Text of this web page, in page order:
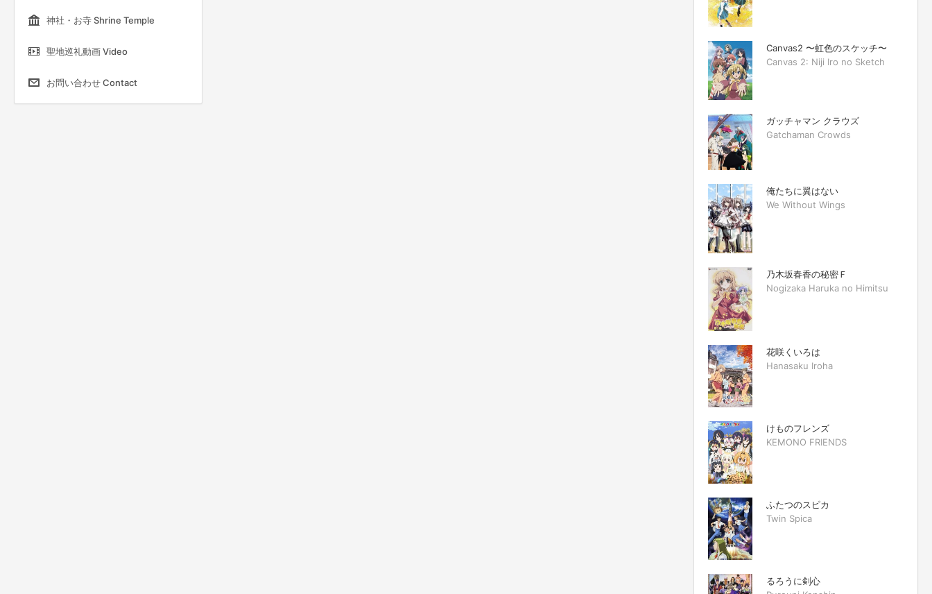
神社・お寺 Shrine Temple
聖地巡礼動画 Video
お問い合わせ Contact
Canvas2 〜虹色のスケッチ〜
Canvas 2: Niji Iro no Sketch
ガッチャマン クラウズ
Gatchaman Crowds
俺たちに翼はない
We Without Wings
乃木坂春香の秘密Ｆ
Nogizaka Haruka no Himitsu
花咲くいろは
Hanasaku Iroha
けものフレンズ
KEMONO FRIENDS
ふたつのスピカ
Twin Spica
るろうに剣心